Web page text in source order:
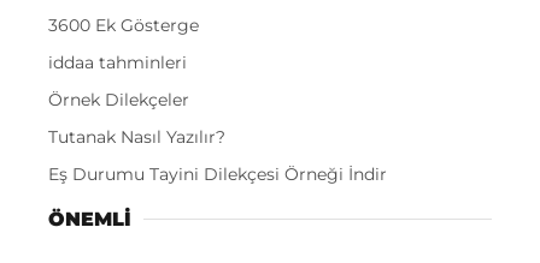
3600 Ek Gösterge
iddaa tahminleri
Örnek Dilekçeler
Tutanak Nasıl Yazılır?
Eş Durumu Tayini Dilekçesi Örneği İndir
ÖNEMLI